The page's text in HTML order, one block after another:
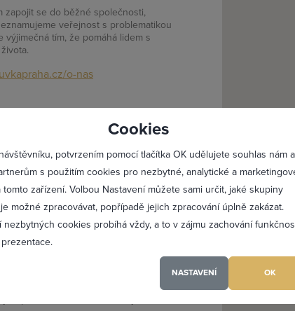
Cookies
potvrzením pomocí tlačítka OK udělujete souhlas nám a
s použitím cookies pro nezbytné, analytické a
tomto zařízení. Volbou Nastavení můžete sami určit, jaké skupiny
možné zpracovávat, popřípadě jejich zpracování úplně zakázat.
nezbytných cookies probíhá vždy, a to v zájmu zachování
NASTAVENÍ OK
zapojit se do běžné společnosti,
veřejnost s problematikou
tím, že pomáhá lidem s
o-nas
s.r.o.
z místa bydliště na ubytovnu, v
ceně za odpracovanou hodinu jsou
umožňuje snadnější vyčíslení
za měsíc jednou fakturou. Pracovníci
V případě zájmu o konkrétních
převést za dohodnutých
stanovuje na základě zjištěných
podmínek vašich kmenových
0x 0
Profesionální přístup k
Vždy aktuální